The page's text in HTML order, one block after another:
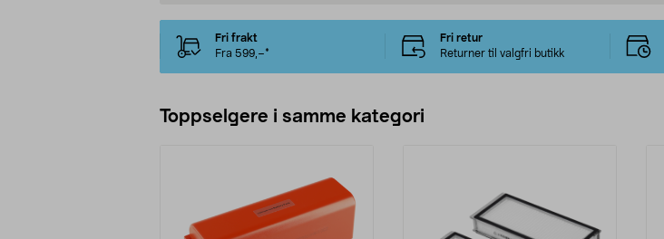
Fri frakt
Fra 599,–*
Fri retur
Returner til valgfri butikk
Toppselgere i samme kategori